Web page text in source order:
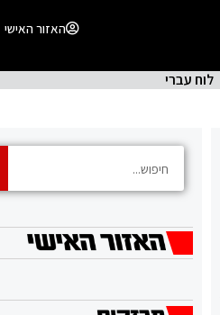
האזור האישי
לוח עברי